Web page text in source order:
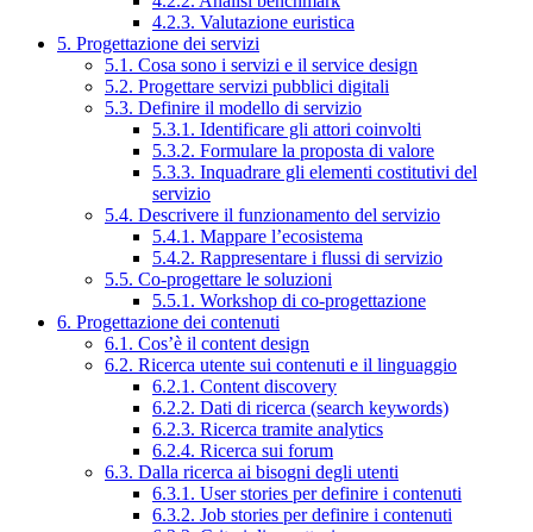
4.2.3. Valutazione euristica
5. Progettazione dei servizi
5.1. Cosa sono i servizi e il service design
5.2. Progettare servizi pubblici digitali
5.3. Definire il modello di servizio
5.3.1. Identificare gli attori coinvolti
5.3.2. Formulare la proposta di valore
5.3.3. Inquadrare gli elementi costitutivi del
servizio
5.4. Descrivere il funzionamento del servizio
5.4.1. Mappare l’ecosistema
5.4.2. Rappresentare i flussi di servizio
5.5. Co-progettare le soluzioni
5.5.1. Workshop di co-progettazione
6. Progettazione dei contenuti
6.1. Cos’è il content design
6.2. Ricerca utente sui contenuti e il linguaggio
6.2.1. Content discovery
6.2.2. Dati di ricerca (search keywords)
6.2.3. Ricerca tramite analytics
6.2.4. Ricerca sui forum
6.3. Dalla ricerca ai bisogni degli utenti
6.3.1. User stories per definire i contenuti
6.3.2. Job stories per definire i contenuti